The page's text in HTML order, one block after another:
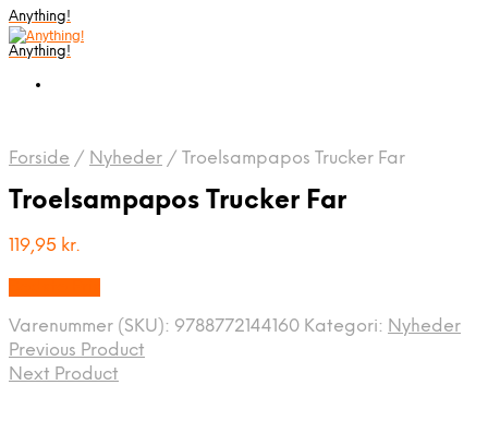
Anything!
Anything!
Forside / Nyheder / Troelsampapos Trucker Far
Troelsampapos Trucker Far
119,95 kr.
Varenummer (SKU): 9788772144160 Kategori: Nyheder
Previous Product
Next Product